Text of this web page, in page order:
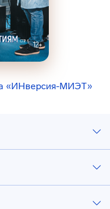
«ИНверсия-МИЭТ»